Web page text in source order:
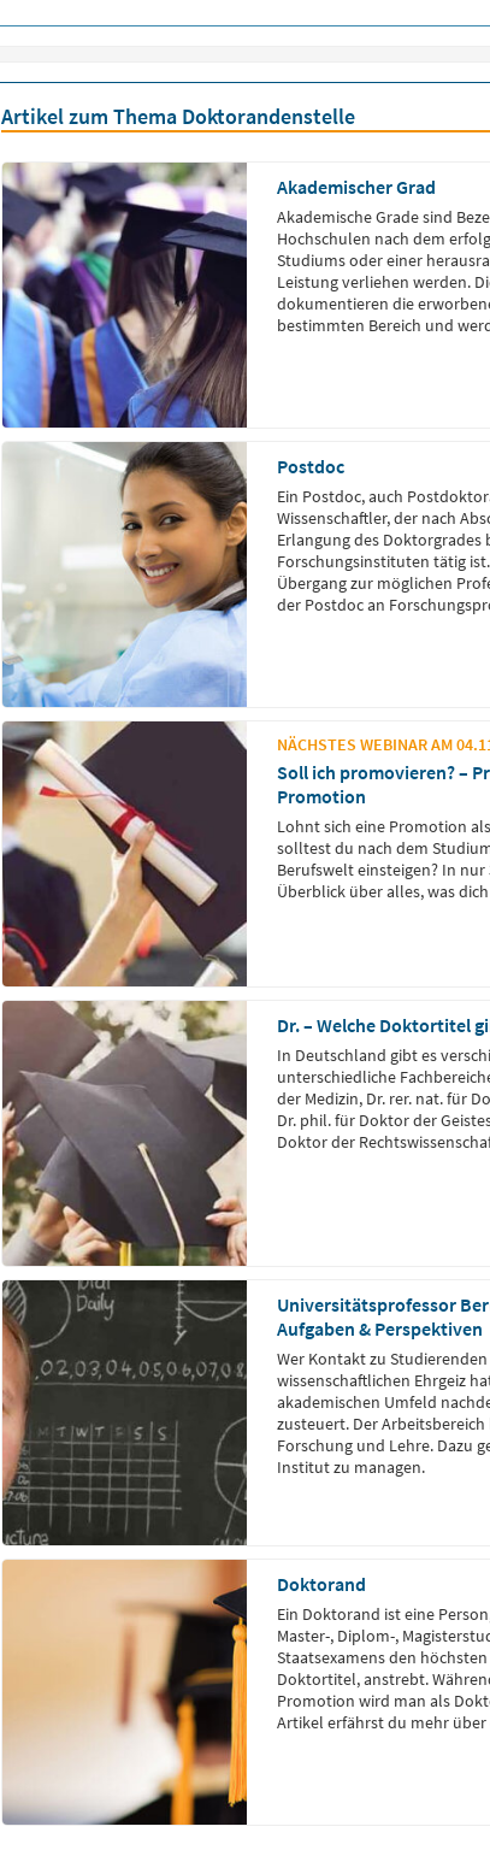
Artikel zum Thema Doktorandenstelle
Akademischer Grad
Akademische Grade sind
Hochschulen nach dem
Studiums oder einer
Leistung verliehen werden.
dokumentieren die
bestimmten Bereich und
Postdoc
Ein Postdoc, auch
Wissenschaftler, der nach
Erlangung des
Forschungsinstituten tätig
Übergang zur möglichen
der Postdoc an
NÄCHSTES WEBINAR AM
Soll ich promovieren? –
Promotion
Lohnt sich eine Promotion
solltest du nach dem
Berufswelt einsteigen? In
Überblick über alles, was
Dr. – Welche Doktortitel
In Deutschland gibt es
unterschiedliche
der Medizin, Dr. rer. nat. für
Dr. phil. für Doktor der
Doktor der
Universitätsprofessor
Aufgaben & Perspektiven
Wer Kontakt zu
wissenschaftlichen Ehrgeiz
akademischen Umfeld
zusteuert. Der
Forschung und Lehre. Dazu
Institut zu managen.
Doktorand
Ein Doktorand ist eine
Master-, Diplom-,
Staatsexamens den
Doktortitel, anstrebt.
Promotion wird man als
Artikel erfährst du mehr über